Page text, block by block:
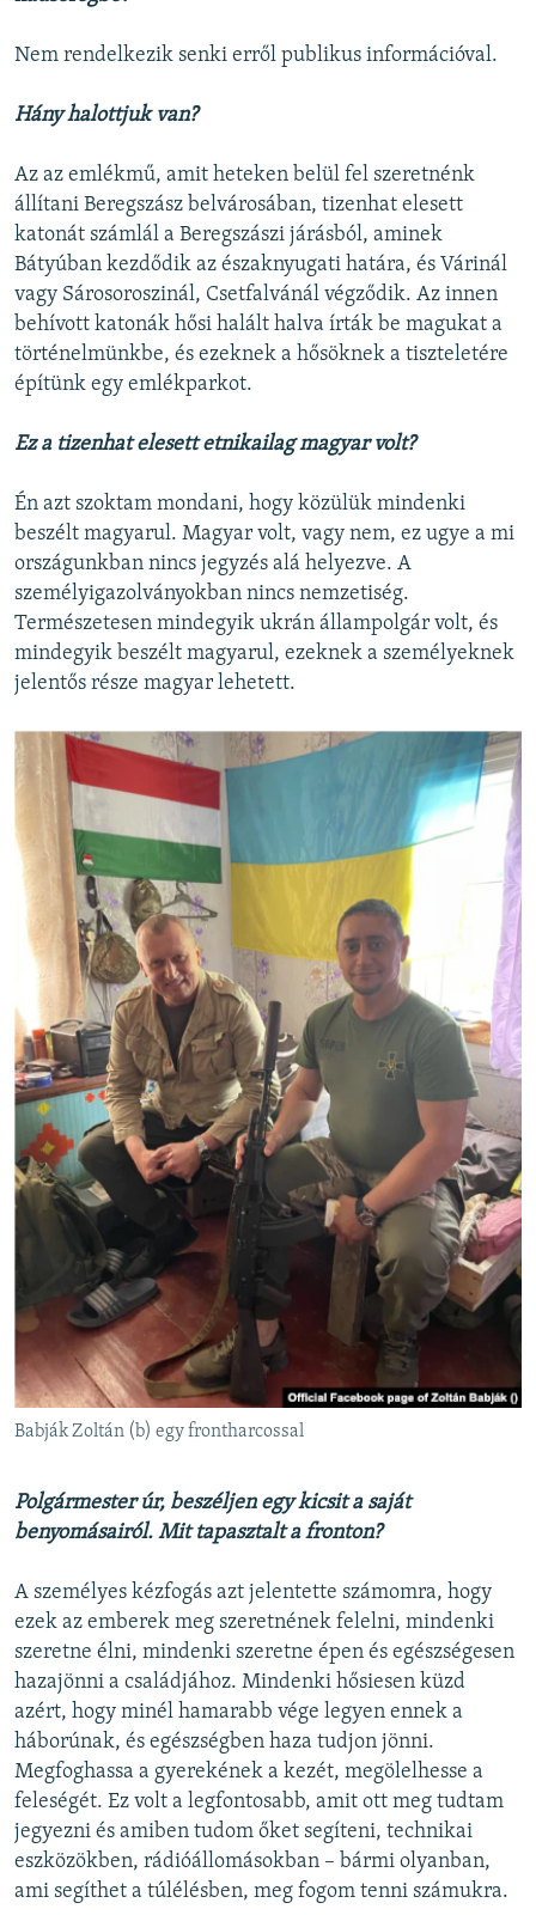
Nem rendelkezik senki erről publikus információval.
Hány halottjuk van?
Az az emlékmű, amit heteken belül fel szeretnénk
állítani Beregszász belvárosában, tizenhat elesett
katonát számlál a Beregszászi járásból, aminek
Bátyúban kezdődik az északnyugati határa, és Várinál
vagy Sárosoroszinál, Csetfalvánál végződik. Az innen
behívott katonák hősi halált halva írták be magukat a
történelmünkbe, és ezeknek a hősöknek a tiszteletére
építünk egy emlékparkot.
Ez a tizenhat elesett etnikailag magyar volt?
Én azt szoktam mondani, hogy közülük mindenki
beszélt magyarul. Magyar volt, vagy nem, ez ugye a mi
országunkban nincs jegyzés alá helyezve. A
személyigazolványokban nincs nemzetiség.
Természetesen mindegyik ukrán állampolgár volt, és
mindegyik beszélt magyarul, ezeknek a személyeknek
jelentős része magyar lehetett.
Babják Zoltán (b) egy frontharcossal
Polgármester úr, beszéljen egy kicsit a saját
benyomásairól. Mit tapasztalt a fronton?
A személyes kézfogás azt jelentette számomra, hogy
ezek az emberek meg szeretnének felelni, mindenki
szeretne élni, mindenki szeretne épen és egészségesen
hazajönni a családjához. Mindenki hősiesen küzd
azért, hogy minél hamarabb vége legyen ennek a
háborúnak, és egészségben haza tudjon jönni.
Megfoghassa a gyerekének a kezét, megölelhesse a
feleségét. Ez volt a legfontosabb, amit ott meg tudtam
jegyezni és amiben tudom őket segíteni, technikai
eszközökben, rádióállomásokban – bármi olyanban,
ami segíthet a túlélésben, meg fogom tenni számukra.